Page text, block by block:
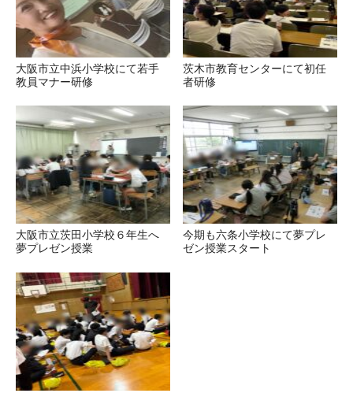
大阪市立中浜小学校にて若手
教員マナー研修
茨木市教育センターにて初任
者研修
大阪市立茨田小学校６年生へ
夢プレゼン授業
今期も六条小学校にて夢プレ
ゼン授業スタート